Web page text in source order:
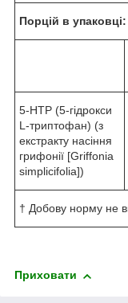
Порцій в упаковці:
5-HTP (5-гідрокси
L-триптофан) (з
екстракту насіння
грифонії [Griffonia
simplicifolia])
† Добову норму не
Приховати